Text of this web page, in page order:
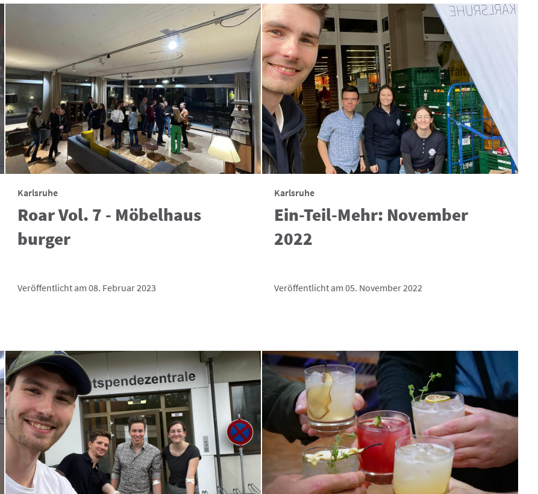
Karlsruhe
Roar Vol. 7 - Möbelhaus
burger
Veröffentlicht am 08. Februar 2023
Karlsruhe
Ein-Teil-Mehr: November
2022
Veröffentlicht am 05. November 2022